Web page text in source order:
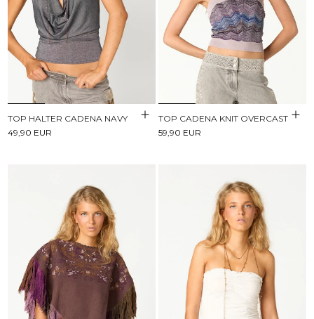
TOP HALTER CADENA NAVY
49,90 EUR
TOP CADENA KNIT OVERCAST
59,90 EUR